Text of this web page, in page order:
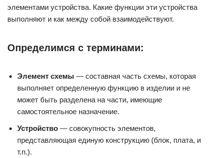
элементами устройства. Какие функции эти устройства
выполняют и как между собой взаимодействуют.
Определимся с терминами:
Элемент схемы — составная часть схемы, которая
выполняет определенную функцию в изделии и не
может быть разделена на части, имеющие
самостоятельное назначение.
Устройство — совокупность элементов,
представляющая единую конструкцию (блок, плата, и
т.п.).